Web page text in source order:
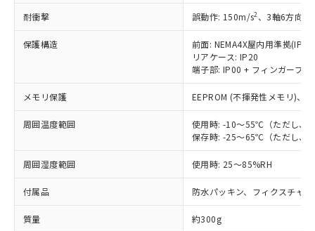
耐衝撃 誤動作: 150m/s2 、3軸6方向
保護構造
前面: NEMA4X屋内用準拠
リアケース: IP20
端子部: IP00 + フィンガープ
メモリ保護 EEPROM (不揮発性メモリ)、
周囲温度範囲
使用時: -10～55℃（ただし、
保存時: -25～65℃（ただし、
周囲湿度範囲 使用時: 25～85%RH
付属品 防水パッキン、フィクスチャ
質量 約300g
※当社の共同利用者とは、"個人情報
用者の範囲」に記載されている法人を
EU RoHS指令（10物質）の非含有証明書
51物質の非含有証明書（当社基準）
※本証明書は発行日時点で非含有を証明す
るもので、過去に遡って非含有を証明する
また、RoHS指令のフタル酸エステル類４
物質の対応では、対応完了までの期間は出
荷製品に未対応品が混在することから備考
欄に対応日を記載しておりました。
既に当社にて対応品への在庫切替を完了
していることから、特段のことがない限
り、2022年1月12日より割愛しておりま